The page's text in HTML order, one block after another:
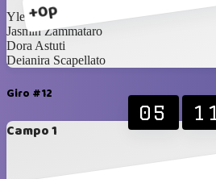
+0p
Ylenia Cannizzo
Jasmin Zammataro
Dora Astuti
Deianira Scapellato
Giro #12
Campo 1
05 11